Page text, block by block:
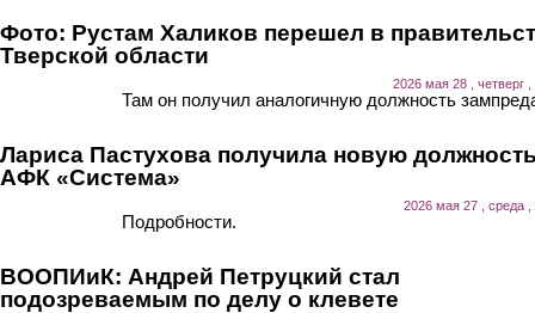
Фото: Рустам Халиков перешел в
Тверской области
2026 мая 28 , четверг ,
Там он получил аналогичную должность
Лариса Пастухова получила новую
АФК «Система»
2026 мая 27 , среда ,
Подробности.
ВООПИиК: Андрей Петруцкий стал
подозреваемым по делу о клевете